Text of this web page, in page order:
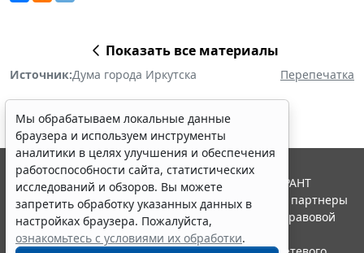
Показать все материалы
Источник:Дума города Иркутска Перепечатка
Мы обрабатываем локальные данные
браузера и используем инструменты
аналитики в целях улучшения и обеспечения
работоспособности сайта, статистических
исследований и обзоров. Вы можете
запретить обработку указанных данных в
настройках браузера. Пожалуйста,
ознакомьтесь с условиями их обработки.
© ООО "НПП "ГАРАНТ-СЕРВИС", 2026. Система ГАРАНТ
выпускается с 1990 года. Компания "Гарант" и ее партнеры
являются участниками Российской ассоциации правовой
информации ГАРАНТ.